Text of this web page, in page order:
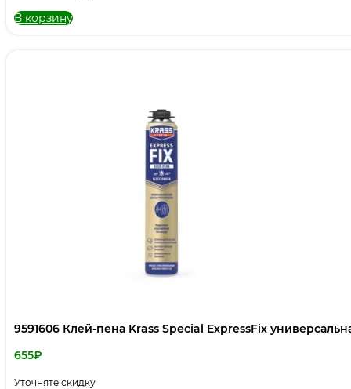
В корзину
9591606 Клей-пена Krass Special ExpressFix
655₽
Уточняте скидку